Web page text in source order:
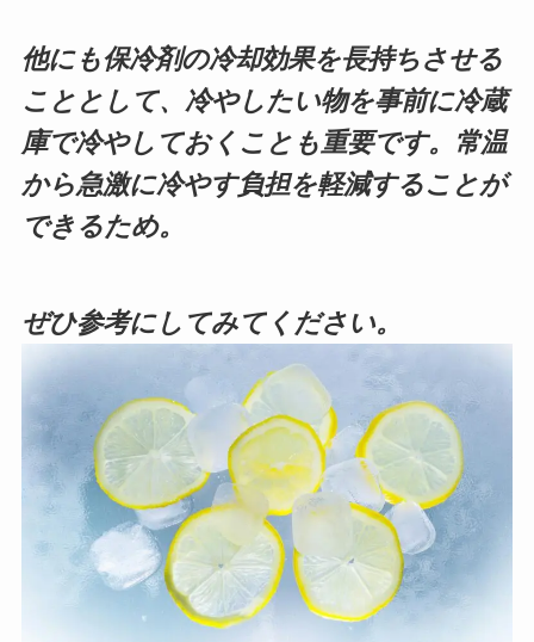
他にも保冷剤の冷却効果を長持ちさせる
こととして、冷やしたい物を事前に冷蔵
庫で冷やしておくことも重要です。常温
から急激に冷やす負担を軽減することが
できるため。
ぜひ参考にしてみてください。